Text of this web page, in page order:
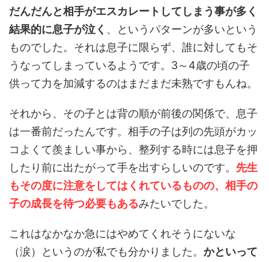
だんだんと相手がエスカレートしてしまう事が多く
結果的に息子が泣く 、というパターンが多いという
ものでした。それは息子に限らず、誰に対してもそ
うなってしまっているようです。3～4歳の頃の子
供って力を加減するのはまだまだ未熟ですもんね。
それから、その子とは背の順が前後の関係で、息子
は一番前だったんです。相手の子は列の先頭がカッ
コよくて羨ましい事から、整列する時には息子を押
したり前に出たがって手を出すらしいのです。 先生
もその度に注意をしてはくれているものの、相手の
子の成長を待つ必要もあるみたいでした。
これはなかなか急にはやめてくれそうにないな
（涙）というのが私でも分かりました。 かといって